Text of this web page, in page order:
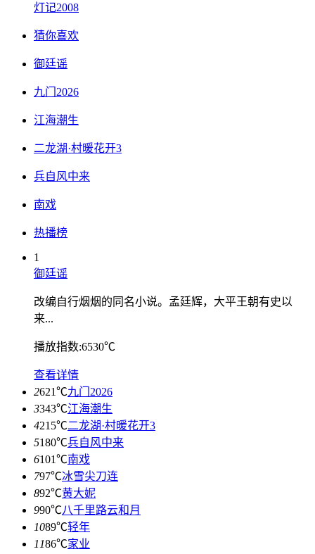
灯记2008
猜你喜欢
御廷谣
九门2026
江海潮生
二龙湖·村暖花开3
兵自风中来
南戏
热播榜
1
御廷谣
改编自行烟烟的同名小说。孟廷辉，大平王朝有史以
来...
播放指数:6530℃
查看详情
2621℃九门2026
3343℃江海潮生
4215℃二龙湖·村暖花开3
5180℃兵自风中来
6101℃南戏
797℃冰雪尖刀连
892℃黄大妮
990℃八千里路云和月
1089℃轻年
1186℃家业